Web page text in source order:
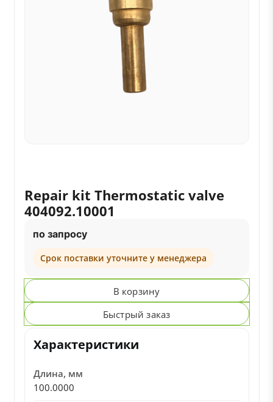
Repair kit Thermostatic valve
404092.10001
по запросу
Срок поставки уточните у менеджера
В корзину
Быстрый заказ
Характеристики
Длина, мм
100.0000